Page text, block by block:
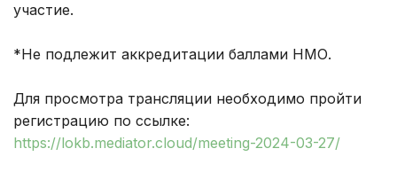
участие.
*Не подлежит аккредитации баллами НМО.
Для просмотра трансляции необходимо пройти
регистрацию по ссылке:
https://lokb.mediator.cloud/meeting-2024-03-27/